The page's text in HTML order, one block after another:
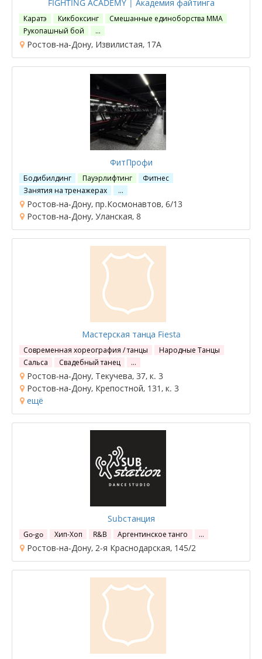
FIGHTING ACADEMY | Академия файтинга
Каратэ Кикбоксинг
Смешанные единоборства ММА
Рукопашный бой
…
Ростов-на-Дону, Извилистая, 17А
ФитПрофи
Бодибилдинг Пауэрлифтинг
Фитнес
Занятия на тренажерах
…
Ростов-на-Дону, пр.Космонавтов, 6/13
Ростов-на-Дону, Уланская, 8
Мастерская танца Fiesta
Современная хореография / танцы
Народные Танцы
Сальса
Свадебный танец …
Ростов-на-Дону, Текучева, 37, к. 3
Ростов-на-Дону, Крепостной, 131, к. 3
ещё
Subстанция
Go-go Хип-Хоп R&B Аргентинское танго …
Ростов-на-Дону, 2-я Краснодарская, 145/2